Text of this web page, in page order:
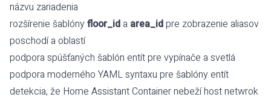
názvu zariadenia
rozšírenie šablónyfloor_id a area_idpre zobrazenie aliasov
poschodí a oblastí
podpora spúšťaných šablón entítpre vypínače a svetlá
podpora moderného YAML syntaxu pre šablóny entít
detekcia, že Home Assistant Container nebeží host netwrok